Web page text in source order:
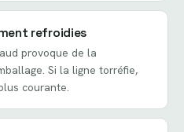
refroidies
provoque de la
Si la ligne torréfie,
courante.